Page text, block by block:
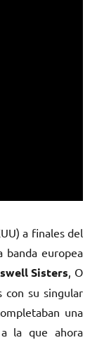
a finales del
banda europea
Sisters , O
con su singular
una
la que ahora